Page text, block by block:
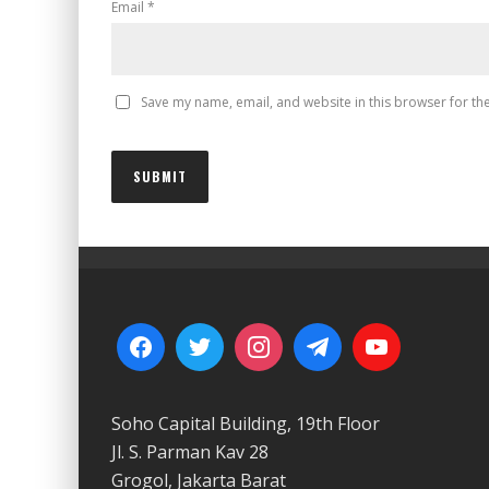
Email *
Save my name, email, and website in this browser for
Soho Capital Building, 19th Floor
Jl. S. Parman Kav 28
Grogol, Jakarta Barat